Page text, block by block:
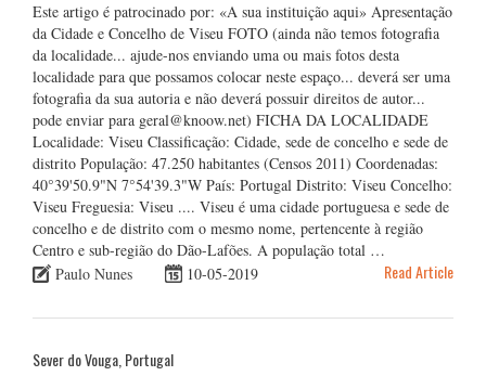
Este artigo é patrocinado por: «A sua instituição aqui» Apresentação
da Cidade e Concelho de Viseu FOTO (ainda não temos fotografia
da localidade... ajude-nos enviando uma ou mais fotos desta
localidade para que possamos colocar neste espaço... deverá ser uma
fotografia da sua autoria e não deverá possuir direitos de autor...
pode enviar para geral@knoow.net) FICHA DA LOCALIDADE
Localidade: Viseu Classificação: Cidade, sede de concelho e sede de
distrito População: 47.250 habitantes (Censos 2011) Coordenadas:
40°39'50.9"N 7°54'39.3"W País: Portugal Distrito: Viseu Concelho:
Viseu Freguesia: Viseu .... Viseu é uma cidade portuguesa e sede de
concelho e de distrito com o mesmo nome, pertencente à região
Centro e sub-região do Dão-Lafões. A população total …
Paulo Nunes
10-05-2019 Read Article
Sever do Vouga, Portugal